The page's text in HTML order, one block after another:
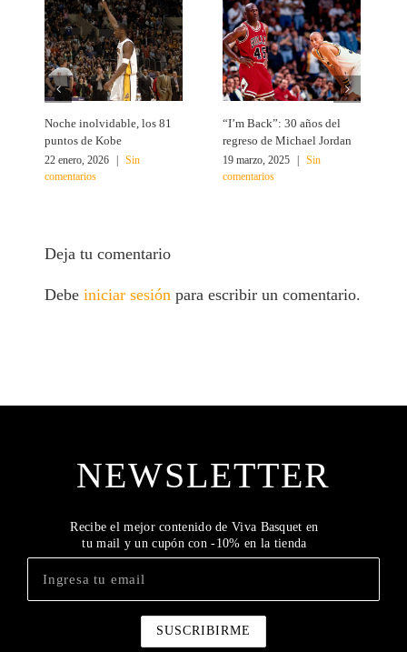
Noche inolvidable, los 81
puntos de Kobe
22 enero, 2026 |
Sin
comentarios
“I’m Back”: 30 años del
regreso de Michael Jordan
19 marzo, 2025 |
Sin
comentarios
Deja tu comentario
Debeiniciar sesiónpara escribir un comentario.
NEWSLETTER
Recibe el mejor contenido de Viva Basquet en
tu mail y un cupón con -10% en la tienda